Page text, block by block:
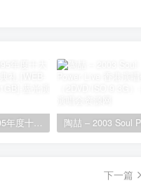
香港TVB1995年度十大劲歌金曲颁奖典礼 [WEB-DL 1080P 3.81GB]
下一篇